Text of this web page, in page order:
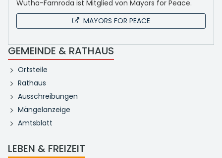
Wutha-Farnroda ist Mitglied von Mayors for Peace.
MAYORS FOR PEACE
GEMEINDE & RATHAUS
Ortsteile
Rathaus
Ausschreibungen
Mängelanzeige
Amtsblatt
LEBEN & FREIZEIT